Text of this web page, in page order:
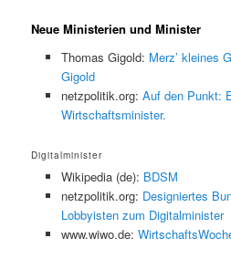
Neue Ministerien und Minister
Thomas Gigold: Merz’ kleines
Gigold
netzpolitik.org: Auf den Punkt:
Wirtschaftsminister.
Digitalminister
Wikipedia (de): BDSM
netzpolitik.org: Designiertes
Lobbyisten zum Digitalminister
www.wiwo.de: